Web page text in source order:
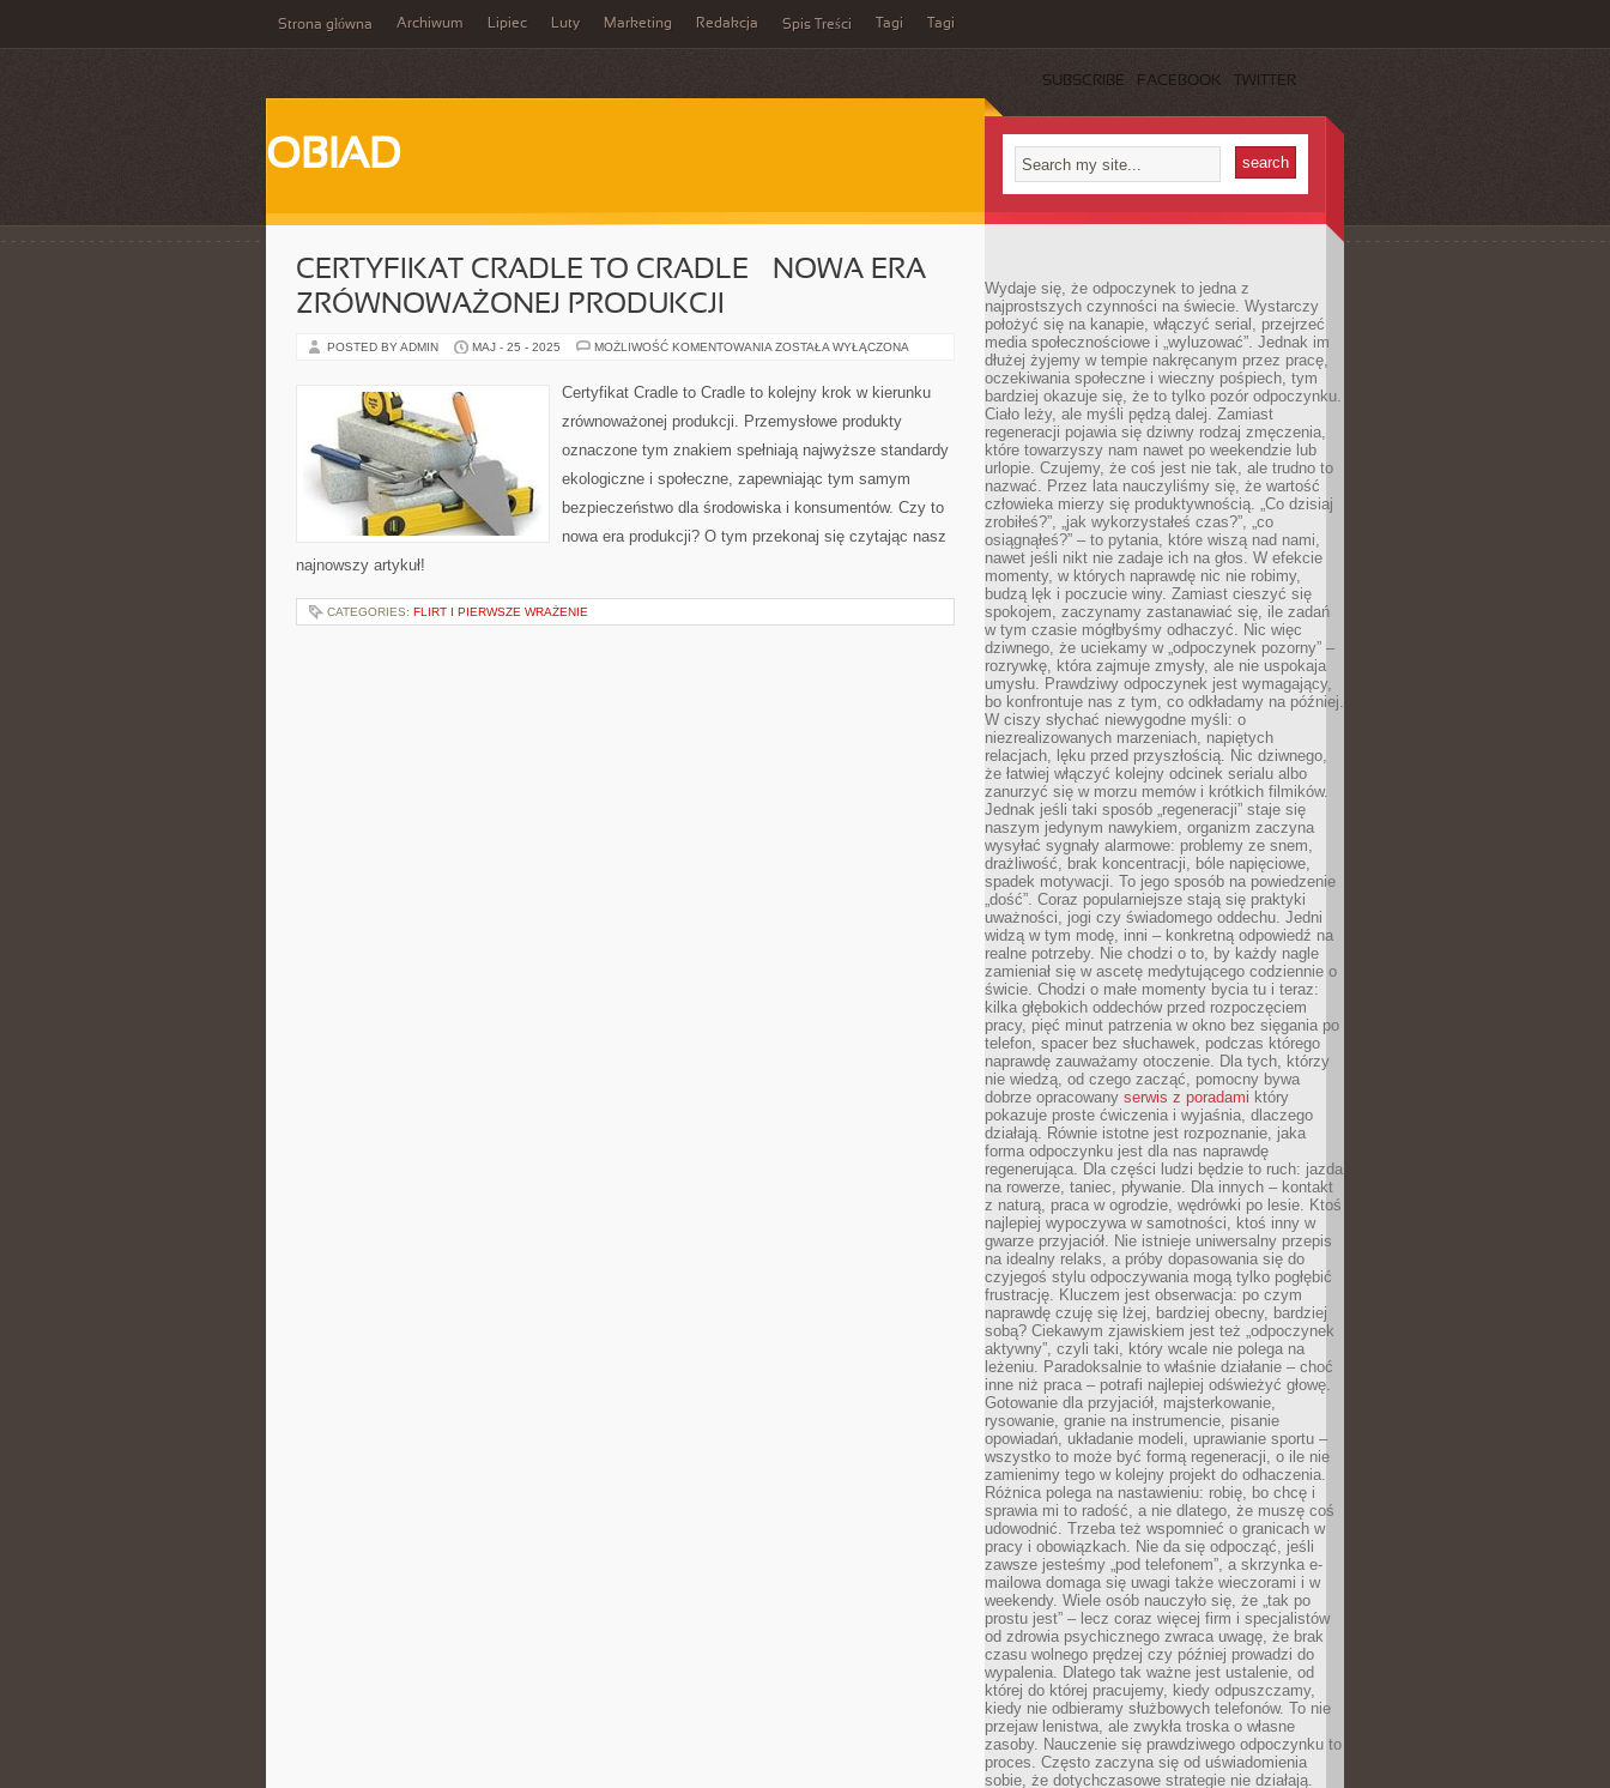
Strona główna Archiwum Lipiec Luty Marketing Redakcja Spis Treści Tagi Tagi
SUBSCRIBE FACEBOOK TWITTER
OBIAD
CERTYFIKAT CRADLE TO CRADLE – NOWA ERA
ZRÓWNOWAŻONEJ PRODUKCJI
POSTED BY ADMIN MAJ - 25 - 2025 MOŻLIWOŚĆ KOMENTOWANIA CERTYFIKAT
CRADLE
–
ERA
PRODUKCJI
ZOSTAŁA WYŁĄCZONA
Certyfikat Cradle to Cradle to kolejny krok w kierunku
zrównoważonej produkcji. Przemysłowe produkty
oznaczone tym znakiem spełniają najwyższe standardy
ekologiczne i społeczne, zapewniając tym samym
bezpieczeństwo dla środowiska i konsumentów. Czy to
nowa era produkcji? O tym przekonaj się czytając nasz
najnowszy artykuł!
CATEGORIES: FLIRT I PIERWSZE WRAŻENIE
Wydaje się, że odpoczynek to jedna z
najprostszych czynności na świecie. Wystarczy
położyć się na kanapie, włączyć serial, przejrzeć
media społecznościowe i „wyluzować”. Jednak im
dłużej żyjemy w tempie nakręcanym przez pracę,
oczekiwania społeczne i wieczny pośpiech, tym
bardziej okazuje się, że to tylko pozór odpoczynku.
Ciało leży, ale myśli pędzą dalej. Zamiast
regeneracji pojawia się dziwny rodzaj zmęczenia,
które towarzyszy nam nawet po weekendzie lub
urlopie. Czujemy, że coś jest nie tak, ale trudno to
nazwać. Przez lata nauczyliśmy się, że wartość
człowieka mierzy się produktywnością. „Co dzisiaj
zrobiłeś?”, „jak wykorzystałeś czas?”, „co
osiągnąłeś?” – to pytania, które wiszą nad nami,
nawet jeśli nikt nie zadaje ich na głos. W efekcie
momenty, w których naprawdę nic nie robimy,
budzą lęk i poczucie winy. Zamiast cieszyć się
spokojem, zaczynamy zastanawiać się, ile zadań
w tym czasie mógłbyśmy odhaczyć. Nic więc
dziwnego, że uciekamy w „odpoczynek pozorny” –
rozrywkę, która zajmuje zmysły, ale nie uspokaja
umysłu. Prawdziwy odpoczynek jest wymagający,
bo konfrontuje nas z tym, co odkładamy na później.
W ciszy słychać niewygodne myśli: o
niezrealizowanych marzeniach, napiętych
relacjach, lęku przed przyszłością. Nic dziwnego,
że łatwiej włączyć kolejny odcinek serialu albo
zanurzyć się w morzu memów i krótkich filmików.
Jednak jeśli taki sposób „regeneracji” staje się
naszym jedynym nawykiem, organizm zaczyna
wysyłać sygnały alarmowe: problemy ze snem,
drażliwość, brak koncentracji, bóle napięciowe,
spadek motywacji. To jego sposób na powiedzenie
„dość”. Coraz popularniejsze stają się praktyki
uważności, jogi czy świadomego oddechu. Jedni
widzą w tym modę, inni – konkretną odpowiedź na
realne potrzeby. Nie chodzi o to, by każdy nagle
zamieniał się w ascetę medytującego codziennie o
świcie. Chodzi o małe momenty bycia tu i teraz:
kilka głębokich oddechów przed rozpoczęciem
pracy, pięć minut patrzenia w okno bez sięgania po
telefon, spacer bez słuchawek, podczas którego
naprawdę zauważamy otoczenie. Dla tych, którzy
nie wiedzą, od czego zacząć, pomocny bywa
dobrze opracowany serwis z poradami który
pokazuje proste ćwiczenia i wyjaśnia, dlaczego
działają. Równie istotne jest rozpoznanie, jaka
forma odpoczynku jest dla nas naprawdę
regenerująca. Dla części ludzi będzie to ruch: jazda
na rowerze, taniec, pływanie. Dla innych – kontakt
z naturą, praca w ogrodzie, wędrówki po lesie. Ktoś
najlepiej wypoczywa w samotności, ktoś inny w
gwarze przyjaciół. Nie istnieje uniwersalny przepis
na idealny relaks, a próby dopasowania się do
czyjegoś stylu odpoczywania mogą tylko pogłębić
frustrację. Kluczem jest obserwacja: po czym
naprawdę czuję się lżej, bardziej obecny, bardziej
sobą? Ciekawym zjawiskiem jest też „odpoczynek
aktywny”, czyli taki, który wcale nie polega na
leżeniu. Paradoksalnie to właśnie działanie – choć
inne niż praca – potrafi najlepiej odświeżyć głowę.
Gotowanie dla przyjaciół, majsterkowanie,
rysowanie, granie na instrumencie, pisanie
opowiadań, układanie modeli, uprawianie sportu –
wszystko to może być formą regeneracji, o ile nie
zamienimy tego w kolejny projekt do odhaczenia.
Różnica polega na nastawieniu: robię, bo chcę i
sprawia mi to radość, a nie dlatego, że muszę coś
udowodnić. Trzeba też wspomnieć o granicach w
pracy i obowiązkach. Nie da się odpocząć, jeśli
zawsze jesteśmy „pod telefonem”, a skrzynka e-
mailowa domaga się uwagi także wieczorami i w
weekendy. Wiele osób nauczyło się, że „tak po
prostu jest” – lecz coraz więcej firm i specjalistów
od zdrowia psychicznego zwraca uwagę, że brak
czasu wolnego prędzej czy później prowadzi do
wypalenia. Dlatego tak ważne jest ustalenie, od
której do której pracujemy, kiedy odpuszczamy,
kiedy nie odbieramy służbowych telefonów. To nie
przejaw lenistwa, ale zwykła troska o własne
zasoby. Nauczenie się prawdziwego odpoczynku to
proces. Często zaczyna się od uświadomienia
sobie, że dotychczasowe strategie nie działają.